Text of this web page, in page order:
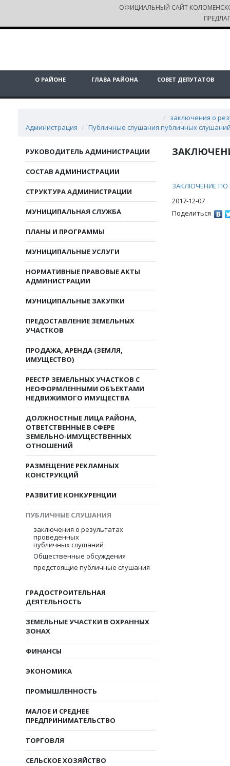
ОФИЦИАЛЬНЫЙ САЙТ
О РАЙОНЕ ГЛАВА РАЙОНА СОВЕТ ДЕПУТАТОВ
Администрация Публичные слушания
заключения о
публичных
РУКОВОДИТЕЛЬ АДМИНИСТРАЦИИ
СОСТАВ АДМИНИСТРАЦИИ
СТРУКТУРА АДМИНИСТРАЦИИ
МУНИЦИПАЛЬНАЯ СЛУЖБА
ПЛАНЫ И ПРОГРАММЫ
МУНИЦИПАЛЬНЫЕ УСЛУГИ
НОРМАТИВНЫЕ ПРАВОВЫЕ АКТЫ
АДМИНИСТРАЦИИ
МУНИЦИПАЛЬНЫЕ ЗАКУПКИ
ПРЕДОСТАВЛЕНИЕ ЗЕМЕЛЬНЫХ
УЧАСТКОВ
ПРОДАЖА, АРЕНДА (ЗЕМЛЯ,
ИМУЩЕСТВО)
РЕЕСТР ЗЕМЕЛЬНЫХ УЧАСТКОВ С
НЕОФОРМЛЕННЫМИ ОБЪЕКТАМИ
НЕДВИЖИМОГО ИМУЩЕСТВА
ДОЛЖНОСТНЫЕ ЛИЦА РАЙОНА,
ОТВЕТСТВЕННЫЕ В СФЕРЕ
ЗЕМЕЛЬНО-ИМУЩЕСТВЕННЫХ
ОТНОШЕНИЙ
РАЗМЕЩЕНИЕ РЕКЛАМНЫХ
КОНСТРУКЦИЙ
РАЗВИТИЕ КОНКУРЕНЦИИ
ПУБЛИЧНЫЕ СЛУШАНИЯ
заключения о результатах
проведенных
публичных слушаний
Общественные обсуждения
предстоящие публичные слушания
ГРАДОСТРОИТЕЛЬНАЯ
ДЕЯТЕЛЬНОСТЬ
ЗЕМЕЛЬНЫЕ УЧАСТКИ В ОХРАННЫХ
ЗОНАХ
ФИНАНСЫ
ЭКОНОМИКА
ПРОМЫШЛЕННОСТЬ
МАЛОЕ И СРЕДНЕЕ
ПРЕДПРИНИМАТЕЛЬСТВО
ТОРГОВЛЯ
СЕЛЬСКОЕ ХОЗЯЙСТВО
ЗАКЛЮЧЕНИЕ ПО
2017-12-07
Поделиться